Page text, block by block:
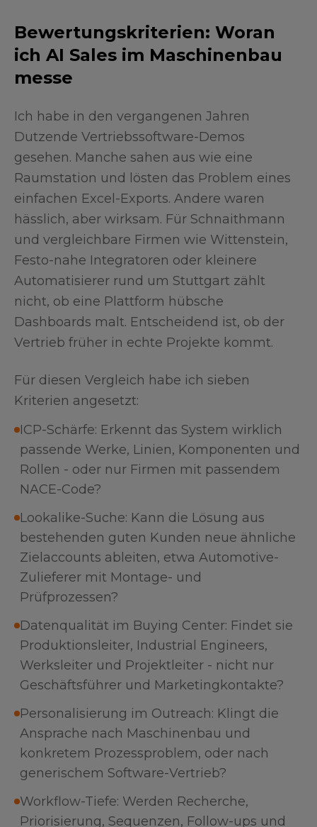
Bewertungskriterien: Woran
ich AI Sales im Maschinenbau
messe
Ich habe in den vergangenen Jahren
Dutzende Vertriebssoftware-Demos
gesehen. Manche sahen aus wie eine
Raumstation und lösten das Problem eines
einfachen Excel-Exports. Andere waren
hässlich, aber wirksam. Für Schnaithmann
und vergleichbare Firmen wie Wittenstein,
Festo-nahe Integratoren oder kleinere
Automatisierer rund um Stuttgart zählt
nicht, ob eine Plattform hübsche
Dashboards malt. Entscheidend ist, ob der
Vertrieb früher in echte Projekte kommt.
Für diesen Vergleich habe ich sieben
Kriterien angesetzt:
ICP-Schärfe: Erkennt das System wirklich
passende Werke, Linien, Komponenten und
Rollen - oder nur Firmen mit passendem
NACE-Code?
Lookalike-Suche: Kann die Lösung aus
bestehenden guten Kunden neue ähnliche
Zielaccounts ableiten, etwa Automotive-
Zulieferer mit Montage- und
Prüfprozessen?
Datenqualität im Buying Center: Findet sie
Produktionsleiter, Industrial Engineers,
Werksleiter und Projektleiter - nicht nur
Geschäftsführer und Marketingkontakte?
Personalisierung im Outreach: Klingt die
Ansprache nach Maschinenbau und
konkretem Prozessproblem, oder nach
generischem Software-Vertrieb?
Workflow-Tiefe: Werden Recherche,
Priorisierung, Sequenzen, Follow-ups und